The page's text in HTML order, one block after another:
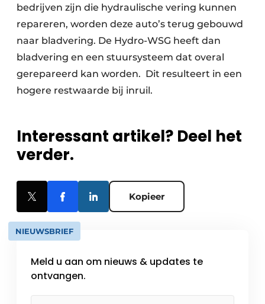
bedrijven zijn die hydraulische vering kunnen
repareren, worden deze auto’s terug gebouwd
naar bladvering. De Hydro-WSG heeft dan
bladvering en een stuursysteem dat overal
gerepareerd kan worden. Dit resulteert in een
hogere restwaarde bij inruil.
Interessant artikel? Deel het
verder.
Kopieer
NIEUWSBRIEF
Meld u aan om nieuws & updates te
ontvangen.